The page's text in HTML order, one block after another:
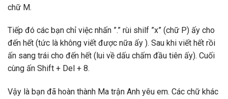
chữ M.
Tiếp đó các bạn chỉ việc nhấn ”.” rùi shilf ”x” (chữ P) ấy cho
đến hết (tức là không viết được nữa ấy ). Sau khi viết hết rồi
ấn sang trái cho đến hết (lui về dấu chấm đầu tiên ấy). Cuối
cùng ấn Shift + Del + 8.
Vậy là bạn đã hoàn thành Ma trận Anh yêu em. Các chữ khác